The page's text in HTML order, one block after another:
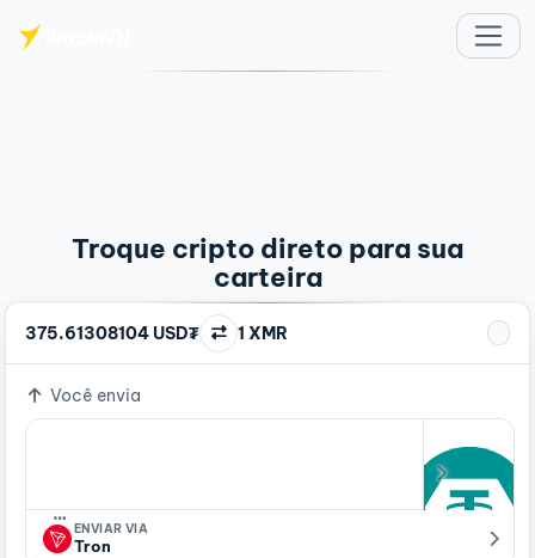
Troque cripto direto para sua
carteira
375.61308104 USD₮ 1 XMR
Você envia
…
ENVIAR VIA
Tron